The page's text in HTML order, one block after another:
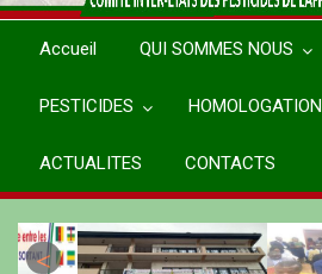
Accueil QUI SOMMES NOUS
PESTICIDES HOMOLOGATION
ACTUALITES CONTACTS